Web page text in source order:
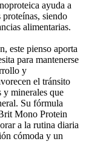
ayuda a
proteínas, siendo
alimentarias.
este pienso aporta
para mantenerse
y
el tránsito
y minerales que
Su fórmula
Mono Protein
a la rutina diaria
cómoda y un